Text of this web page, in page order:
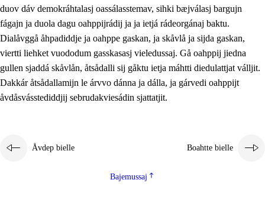
duov dáv demokráhtalasj oassálasstemav, sihki bæjválasj bargujn
fágajn ja duola dagu oahppijrádij ja ja ietjá rádeorgánaj baktu.
Dialåvggå åhpadiddje ja oahppe gaskan, ja skåvlå ja sijda gaskan,
viertti liehket vuododum gasskasasj vieledussaj. Gå oahppij jiedna
gullen sjaddá skåvlån, åtsådalli sij gåktu ietja máhtti diedulattjat válljit.
Dakkár åtsådallamijn le árvvo dánna ja dálla, ja gárvedi oahppijt
åvdåsvásstediddjij sebrudakviesádin sjattatjit.
Åvdep bielle Boahtte bielle
Bajemussaj